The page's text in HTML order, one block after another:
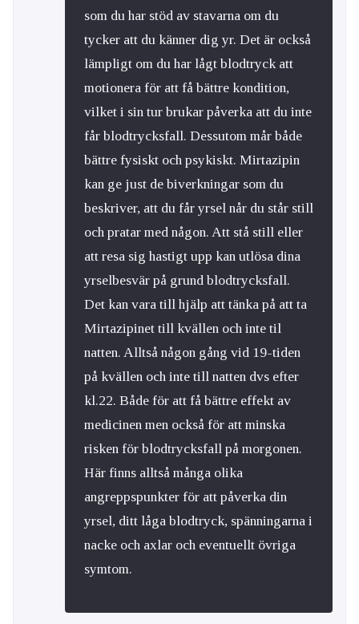
som du har stöd av stavarna om du
tycker att du känner dig yr. Det är också
lämpligt om du har lågt blodtryck att
motionera för att få bättre kondition,
vilket i sin tur brukar påverka att du inte
får blodtrycksfall. Dessutom mår både
bättre fysiskt och psykiskt. Mirtazipin
kan ge just de biverkningar som du
beskriver, att du får yrsel når du står still
och pratar med någon. Att stå still eller
att resa sig hastigt upp kan utlösa dina
yrselbesvär på grund blodtrycksfall.
Det kan vara till hjälp att tänka på att ta
Mirtazipinet till kvällen och inte til
natten. Alltså någon gång vid 19-tiden
på kvällen och inte till natten dvs efter
kl.22. Både för att få bättre effekt av
medicinen men också för att minska
risken för blodtrycksfall på morgonen.
Här finns alltså många olika
angreppspunkter för att påverka din
yrsel, ditt låga blodtryck, spänningarna i
nacke och axlar och eventuellt övriga
symtom.